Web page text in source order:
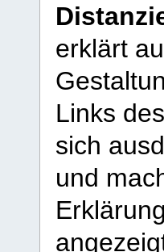
erklärt
Links
sich
und